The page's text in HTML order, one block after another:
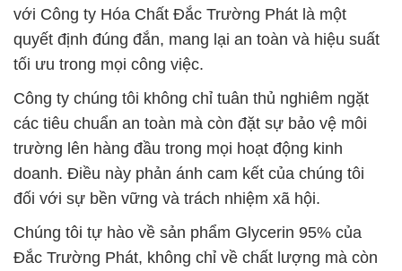
với Công ty Hóa Chất Đắc Trường Phát là một
quyết định đúng đắn, mang lại an toàn và hiệu suất
tối ưu trong mọi công việc.
Công ty chúng tôi không chỉ tuân thủ nghiêm ngặt
các tiêu chuẩn an toàn mà còn đặt sự bảo vệ môi
trường lên hàng đầu trong mọi hoạt động kinh
doanh. Điều này phản ánh cam kết của chúng tôi
đối với sự bền vững và trách nhiệm xã hội.
Chúng tôi tự hào về sản phẩm Glycerin 95% của
Đắc Trường Phát, không chỉ về chất lượng mà còn